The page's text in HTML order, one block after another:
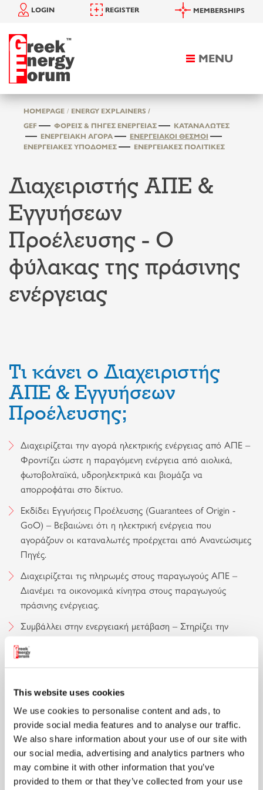
This website uses cookies
We use cookies to personalise content and ads, to
provide social media features and to analyse our traffic.
We also share information about your use of our site with
our social media, advertising and analytics partners who
may combine it with other information that you’ve
provided to them or that they’ve collected from your use
Toggle
MENU
LOGIN REGISTER MEMBERSHIPS
HOMEPAGE
ENERGY EXPLAINERS /
GEF
ΦΟΡΕΊΣ & ΠΗΓΈΣ ΕΝΈΡΓΕΙΑΣ
ΚΑΤΑΝΑΛΩΤΈΣ
ΕΝΕΡΓΕΙΑΚΉ ΑΓΟΡΆ
ΕΝΕΡΓΕΙΑΚΟΊ ΘΕΣΜΟΊ
ΕΝΕΡΓΕΙΑΚΈΣ ΥΠΟΔΟΜΈΣ
ΕΝΕΡΓΕΙΑΚΈΣ ΠΟΛΙΤΙΚΈΣ
Διαχειριστής ΑΠΕ &
Εγγυήσεων
Προέλευσης - Ο
φύλακας της πράσινης
ενέργειας
Τι κάνει ο Διαχειριστής
ΑΠΕ & Εγγυήσεων
Προέλευσης;
Διαχειρίζεται την αγορά ηλεκτρικής ενέργειας από ΑΠΕ –
Φροντίζει ώστε η παραγόμενη ενέργεια από αιολικά,
φωτοβολταϊκά, υδροηλεκτρικά και βιομάζα να
απορροφάται στο δίκτυο.
Εκδίδει Εγγυήσεις Προέλευσης (Guarantees of Origin -
GoO) – Βεβαιώνει ότι η ηλεκτρική ενέργεια που
αγοράζουν οι καταναλωτές προέρχεται από Ανανεώσιμες
Πηγές.
Διαχειρίζεται τις πληρωμές στους παραγωγούς ΑΠΕ –
Διανέμει τα οικονομικά κίνητρα στους παραγωγούς
πράσινης ενέργειας.
Συμβάλλει στην ενεργειακή μετάβαση – Στηρίζει την
ενσωμάτωσή τους στο ενεργειακό σύστημα.
Βασικές Αρμοδιότητες του
ΔΑΠΕΕΠ:
Εξισορρόπηση παραγωγής ΑΠΕ – Παρακολουθεί την
παραγωγή και κατανάλωση ώστε να διατηρείται η
σταθερότητα του δικτύου.